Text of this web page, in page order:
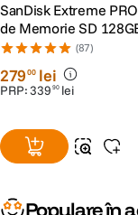
SanDisk Extreme
de Memorie SD
SDXC UHS-I Class 10
+ 2 Ani RescuePRO
(87)
27900 lei
PRP:339 90 lei
Populare în